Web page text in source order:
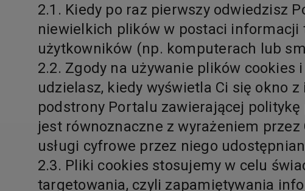
2.1. Kiedy po raz pierwszy odwiedzisz
niewielkich plików w postaci informacji
użytkowników (np. komputerach lub
2.2. Zgody na używanie plików
udzielasz, kiedy wyświetla Ci się okno
podstrony Portalu zawierającej
jest równoznaczne z wyrażeniem
usługi cyfrowe przez niego
2.3. Pliki cookies stosujemy w celu
targetowania, czyli zapamiętywania